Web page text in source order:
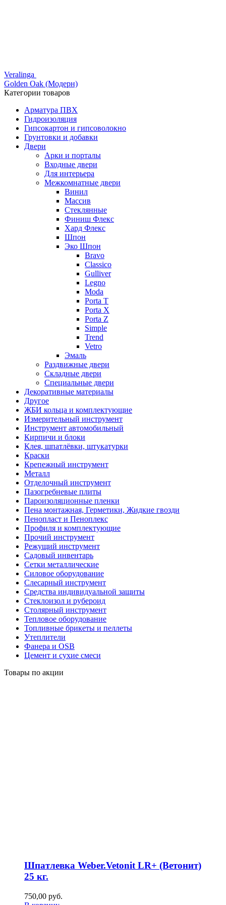
Veralinga
Golden Oak (Модерн)
Категории товаров
Арматура ПВХ
Гидроизоляция
Гипсокартон и гипсоволокно
Грунтовки и добавки
Двери
Арки и порталы
Входные двери
Для интерьера
Межкомнатные двери
Винил
Массив
Стеклянные
Финиш Флекс
Хард Флекс
Шпон
Эко Шпон
Bravo
Classico
Gulliver
Legno
Moda
Porta T
Porta X
Porta Z
Simple
Trend
Vetro
Эмаль
Раздвижные двери
Складные двери
Специальные двери
Декоративные материалы
Другое
ЖБИ кольца и комплектующие
Измерительный инструмент
Инструмент автомобильный
Кирпичи и блоки
Клея, шпатлёвки, штукатурки
Краски
Крепежный инструмент
Металл
Отделочный инструмент
Пазогребневые плиты
Пароизоляционные пленки
Пена монтажная, Герметики, Жидкие гвозди
Пенопласт и Пеноплекс
Профиля и комплектующие
Прочий инструмент
Режущий инструмент
Садовый инвентарь
Сетки металлические
Силовое оборудование
Слесарный инструмент
Средства индивидуальной защиты
Стеклоизол и рубероид
Столярный инструмент
Тепловое оборудование
Топливные брикеты и пеллеты
Утеплители
Фанера и OSB
Цемент и сухие смеси
Товары по акции
Шпатлевка Weber.Vetonit LR+ (Ветонит)
25 кг.
750,00 руб.